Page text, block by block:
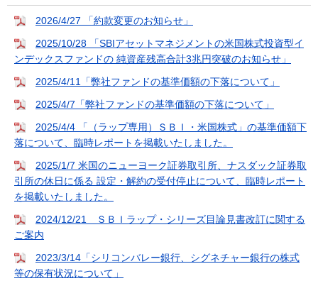
2026/4/27 「約款変更のお知らせ」
2025/10/28 「SBIアセットマネジメントの米国株式投資型イ
ンデックスファンドの 純資産残高合計3兆円突破のお知らせ」
2025/4/11「弊社ファンドの基準価額の下落について」
2025/4/7「弊社ファンドの基準価額の下落について」
2025/4/4 「（ラップ専用）ＳＢＩ・米国株式」の基準価額下
落について、臨時レポートを掲載いたしました。
2025/1/7 米国のニューヨーク証券取引所、ナスダック証券取
引所の休日に係る 設定・解約の受付停止について、臨時レポート
を掲載いたしました。
2024/12/21 ＳＢＩラップ・シリーズ目論見書改訂に関する
ご案内
2023/3/14「シリコンバレー銀行、シグネチャー銀行の株式
等の保有状況について」